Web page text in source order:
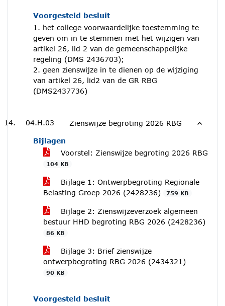
Voorgesteld besluit
1. het college voorwaardelijke toestemming te
geven om in te stemmen met het wijzigen van
artikel 26, lid 2 van de gemeenschappelijke
regeling (DMS 2436703);
2. geen zienswijze in te dienen op de wijziging
van artikel 26, lid2 van de GR RBG
(DMS2437736)
04.H.03 Zienswijze begroting 2026 RBG
Bijlagen
Voorstel: Zienswijze begroting 2026 RBG
104 KB
Bijlage 1: Ontwerpbegroting Regionale
Belasting Groep 2026 (2428236)
759 KB
Bijlage 2: Zienswijzeverzoek algemeen
bestuur HHD begroting RBG 2026 (2428236)
86 KB
Bijlage 3: Brief zienswijze
ontwerpbegroting RBG 2026 (2434321)
90 KB
Voorgesteld besluit